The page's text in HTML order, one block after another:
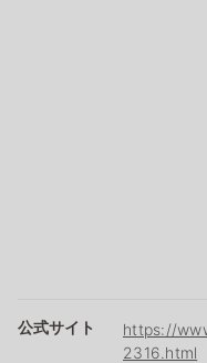
公式サイト
https://
2316.html